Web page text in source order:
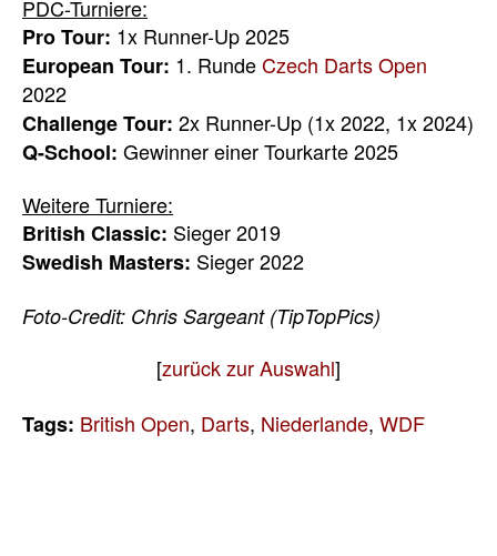
PDC-Turniere:
Pro Tour: 1x Runner-Up 2025
European Tour: 1. RundeCzech Darts Open
2022
Challenge Tour: 2x Runner-Up (1x 2022, 1x 2024)
Q-School: Gewinner einer Tourkarte 2025
Weitere Turniere:
British Classic: Sieger 2019
Swedish Masters: Sieger 2022
Foto-Credit: Chris Sargeant (TipTopPics)
[zurück zur Auswahl]
Tags: British Open, Darts, Niederlande, WDF